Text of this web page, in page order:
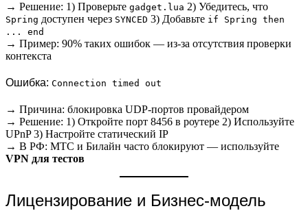
→ Решение: 1) Проверьте gadget.lua 2) Убедитесь, что
Spring доступен через SYNCED 3) Добавьте if Spring then
... end
→ Пример: 90% таких ошибок — из-за отсутствия проверки
контекста
Ошибка: Connection timed out
→ Причина: блокировка UDP-портов провайдером
→ Решение: 1) Откройте порт 8456 в роутере 2) Используйте
UPnP 3) Настройте статический IP
→ В РФ: МТС и Билайн часто блокируют — используйте
VPN для тестов
Лицензирование и Бизнес-модель